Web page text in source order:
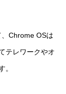
Chrome OSは
テレワークやオ
。